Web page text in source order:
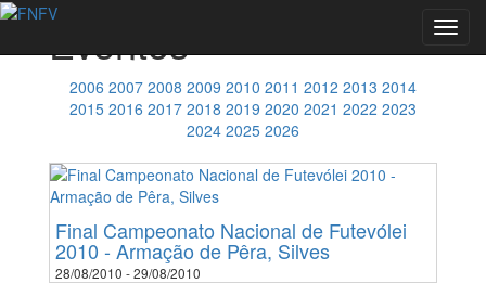
Eventos
2006 2007 2008 2009 2010 2011 2012 2013 2014
2015 2016 2017 2018 2019 2020 2021 2022 2023
2024 2025 2026
Final Campeonato Nacional de Futevólei
2010 - Armação de Pêra, Silves
28/08/2010 - 29/08/2010